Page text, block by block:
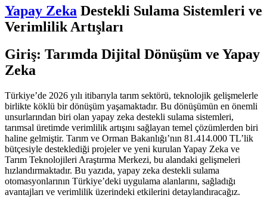
Yapay Zeka Destekli Sulama Sistemleri ve
Verimlilik Artışları
Giriş: Tarımda Dijital Dönüşüm ve Yapay
Zeka
Türkiye’de 2026 yılı itibarıyla tarım sektörü, teknolojik gelişmelerle
birlikte köklü bir dönüşüm yaşamaktadır. Bu dönüşümün en önemli
unsurlarından biri olan yapay zeka destekli sulama sistemleri,
tarımsal üretimde verimlilik artışını sağlayan temel çözümlerden biri
haline gelmiştir. Tarım ve Orman Bakanlığı’nın 81.414.000 TL’lik
bütçesiyle desteklediği projeler ve yeni kurulan Yapay Zeka ve
Tarım Teknolojileri Araştırma Merkezi, bu alandaki gelişmeleri
hızlandırmaktadır. Bu yazıda, yapay zeka destekli sulama
otomasyonlarının Türkiye’deki uygulama alanlarını, sağladığı
avantajları ve verimlilik üzerindeki etkilerini detaylandıracağız.